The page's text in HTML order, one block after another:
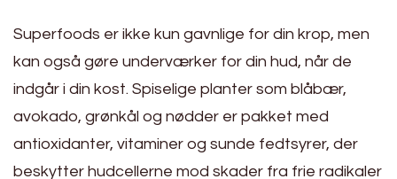
Superfoods er ikke kun gavnlige for din krop, men
kan også gøre underværker for din hud, når de
indgår i din kost. Spiselige planter som blåbær,
avokado, grønkål og nødder er pakket med
antioxidanter, vitaminer og sunde fedtsyrer, der
beskytter hudcellerne mod skader fra frie radikaler